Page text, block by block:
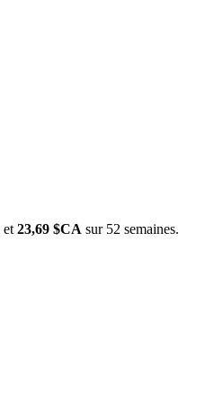
et 23,69 $CA sur 52 semaines.